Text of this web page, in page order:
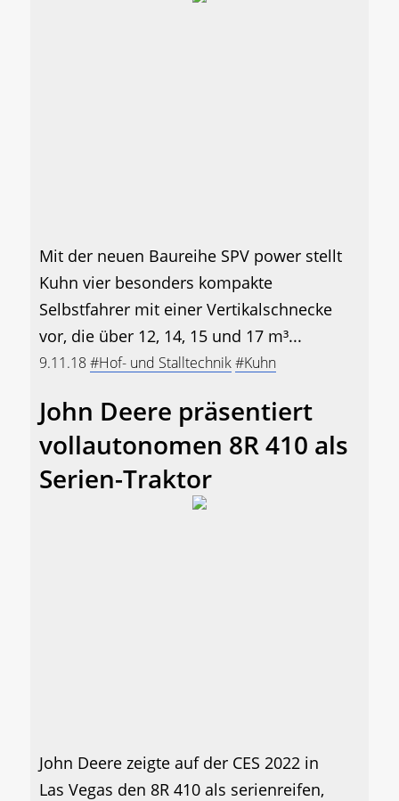
Mit der neuen Baureihe SPV power stellt
Kuhn vier besonders kompakte
Selbstfahrer mit einer Vertikalschnecke
vor, die über 12, 14, 15 und 17 m³...
9.11.18#Hof- und Stalltechnik#Kuhn
John Deere präsentiert
vollautonomen 8R 410 als
Serien-Traktor
John Deere zeigte auf der CES 2022 in
Las Vegas den 8R 410 als serienreifen,